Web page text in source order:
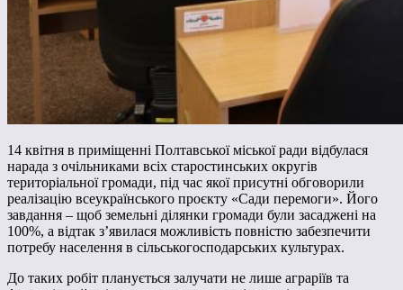
14 квітня в приміщенні Полтавської міської ради відбулася
нарада з очільниками всіх старостинських округів
територіальної громади, під час якої присутні обговорили
реалізацію всеукраїнського проєкту «Сади перемоги». Його
завдання – щоб земельні ділянки громади були засаджені на
100%, а відтак з’явилася можливість повністю забезпечити
потребу населення в сільськогосподарських культурах.
До таких робіт планується залучати не лише аграріїв та